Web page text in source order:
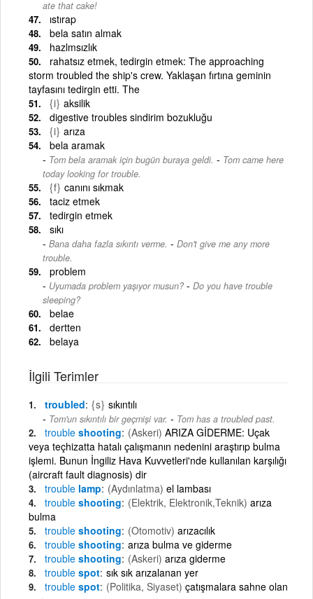
ate that cake!
ıstırap
bela satın almak
hazlmsızlık
rahatsız etmek, tedirgin etmek: The approaching
storm troubled the ship's crew. Yaklaşan fırtına geminin
tayfasını tedirgin etti. The
{i} aksilik
digestive troubles sindirim bozukluğu
{i} arıza
bela aramak
Tom bela aramak için bugün buraya geldi. - Tom came here
today looking for trouble.
{f} canını sıkmak
taciz etmek
tedirgin etmek
sıkı
Bana daha fazla sıkıntı verme. - Don't give me any more
trouble.
problem
Uyumada problem yaşıyor musun? - Do you have trouble
sleeping?
belae
dertten
belaya
İlgili Terimler
troubled {s} sıkıntılı
Tom'un sıkıntılı bir geçmişi var. - Tom has a troubled past.
trouble shooting (Askeri) ARIZA GİDERME: Uçak
veya teçhizatta hatalı çalışmanın nedenini araştırıp bulma
işlemi. Bunun İngiliz Hava Kuvvetleri'nde kullanılan karşılığı
(aircraft fault diagnosis) dir
trouble lamp (Aydınlatma) el lambası
trouble shooting (Elektrik, Elektronik,Teknik) arıza
bulma
trouble shooting (Otomotiv) arızacılık
trouble shooting arıza bulma ve giderme
trouble shooting (Askeri) arıza giderme
trouble spot sık sık arızalanan yer
trouble spot (Politika, Siyaset) çatışmalara sahne olan